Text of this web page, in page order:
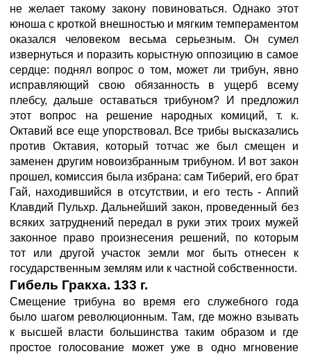
не желает такому закону повиноваться. Однако этот
юноша с кроткой внешностью и мягким темпераментом
оказался человеком весьма серьезным. Он сумел
извернуться и поразить корыстную оппозицию в самое
сердце: поднял вопрос о том, может ли трибун, явно
исправляющий свою обязанность в ущерб всему
плебсу, дальше оставаться трибуном? И предложил
этот вопрос на решение народных комиций, т. к.
Октавий все еще упорствовал. Все трибы высказались
против Октавия, который тотчас же был смещен и
заменен другим новоизбранным трибуном. И вот закон
прошел, комиссия была избрана: сам Тиберий, его брат
Гай, находившийся в отсутствии, и его тесть - Аппий
Клавдий Пульхр. Дальнейший закон, проведенный без
всяких затруднений передал в руки этих троих мужей
законное право произнесения решений, по которым
тот или другой участок земли мог быть отнесен к
государственным землям или к частной собственности.
Гибель Гракха. 133 г.
Смещение трибуна во время его служебного года
было шагом революционным. Там, где можно взывать
к высшей власти большинства таким образом и где
простое голосование может уже в одно мгновение